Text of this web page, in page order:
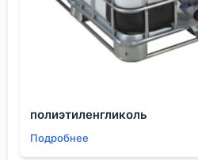
Снабжение и качество:
рабочие растворы
Качество исходного
успеха. Рынок сейчас
в нише высокочистой химии
полиэтиленгликоль
Подробнее